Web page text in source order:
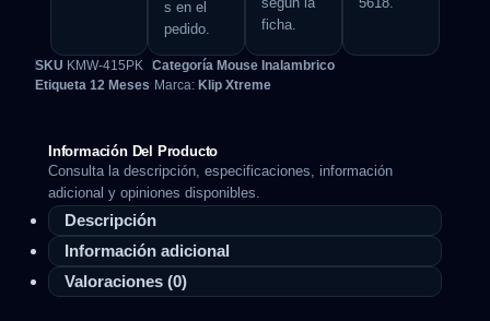
s en el
pedido.
ficha.
SKU KMW-415PK Categoría Mouse Inalambrico
Etiqueta 12 Meses Marca: Klip Xtreme
Información Del Producto
Consulta la descripción, especificaciones, información
adicional y opiniones disponibles.
Descripción
Información adicional
Valoraciones (0)